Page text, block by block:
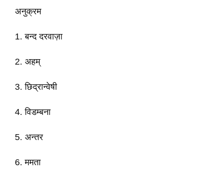
अनुक्रम
1. बन्द दरवाज़ा
2. अहम्‌
3. छिद्रान्वेषी
4. विडम्बना
5. अन्तर
6. ममता